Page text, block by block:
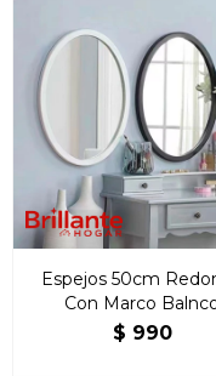
Espejos 50cm
Con Marco
$ 990